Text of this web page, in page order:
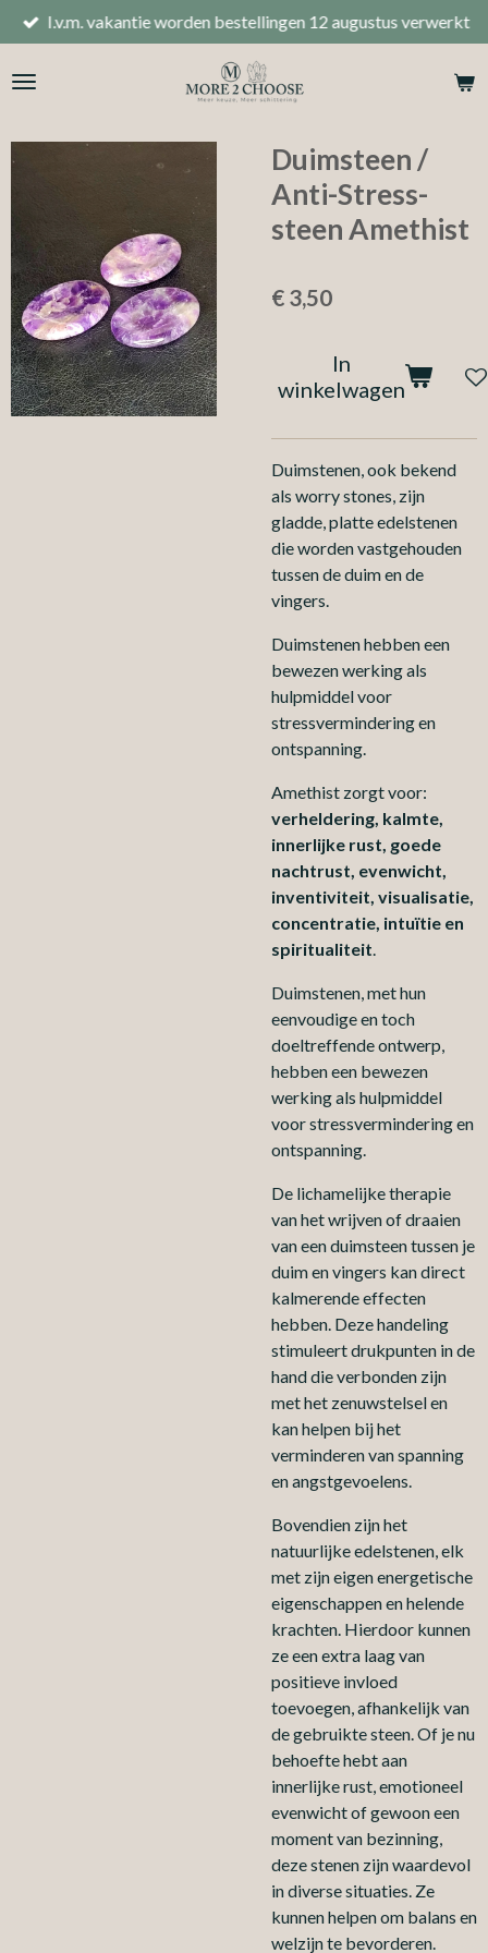
Ga
direct
naar
I.v.m. vakantie worden bestellingen 12 augustus verwerkt
Duimsteen /
Anti-Stress-
steen Amethist
€ 3,50
In
winkelwagen
Duimstenen, ook bekend
als worry stones, zijn
gladde, platte edelstenen
die worden vastgehouden
tussen de duim en de
vingers.
Duimstenen hebben een
bewezen werking als
hulpmiddel voor
stressvermindering en
ontspanning.
Amethist zorgt voor:
verheldering, kalmte,
innerlijke rust, goede
nachtrust, evenwicht,
inventiviteit, visualisatie,
concentratie, intuïtie en
spiritualiteit.
Duimstenen, met hun
eenvoudige en toch
doeltreffende ontwerp,
hebben een bewezen
werking als hulpmiddel
voor stressvermindering en
ontspanning.
De lichamelijke therapie
van het wrijven of draaien
van een duimsteen tussen je
duim en vingers kan direct
kalmerende effecten
hebben. Deze handeling
stimuleert drukpunten in de
hand die verbonden zijn
met het zenuwstelsel en
kan helpen bij het
verminderen van spanning
en angstgevoelens.
Bovendien zijn het
natuurlijke edelstenen, elk
met zijn eigen energetische
eigenschappen en helende
krachten. Hierdoor kunnen
ze een extra laag van
positieve invloed
toevoegen, afhankelijk van
de gebruikte steen. Of je nu
behoefte hebt aan
innerlijke rust, emotioneel
evenwicht of gewoon een
moment van bezinning,
deze stenen zijn waardevol
in diverse situaties. Ze
kunnen helpen om balans en
welzijn te bevorderen.